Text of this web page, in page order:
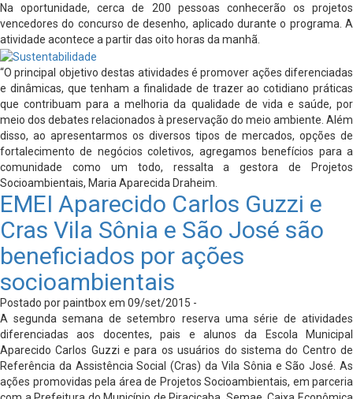
Na oportunidade, cerca de 200 pessoas conhecerão os projetos
vencedores do concurso de desenho, aplicado durante o programa. A
atividade acontece a partir das oito horas da manhã.
“O principal objetivo destas atividades é promover ações diferenciadas
e dinâmicas, que tenham a finalidade de trazer ao cotidiano práticas
que contribuam para a melhoria da qualidade de vida e saúde, por
meio dos debates relacionados à preservação do meio ambiente. Além
disso, ao apresentarmos os diversos tipos de mercados, opções de
fortalecimento de negócios coletivos, agregamos benefícios para a
comunidade como um todo, ressalta a gestora de Projetos
Socioambientais, Maria Aparecida Draheim.
EMEI Aparecido Carlos Guzzi e
Cras Vila Sônia e São José são
beneficiados por ações
socioambientais
Postado por paintbox em 09/set/2015 -
A segunda semana de setembro reserva uma série de atividades
diferenciadas aos docentes, pais e alunos da Escola Municipal
Aparecido Carlos Guzzi e para os usuários do sistema do Centro de
Referência da Assistência Social (Cras) da Vila Sônia e São José. As
ações promovidas pela área de Projetos Socioambientais, em parceria